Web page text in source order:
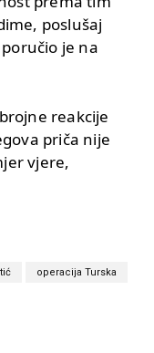
poslušaj
je na
reakcije
priča nije
vjere,
operacija Turska